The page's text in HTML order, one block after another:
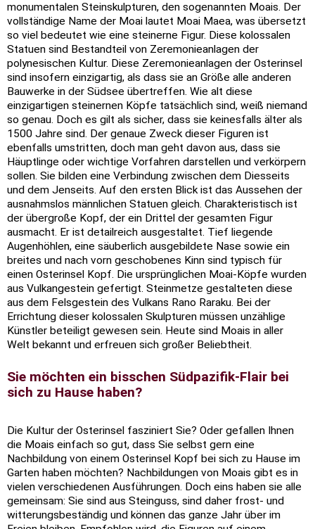
monumentalen Steinskulpturen, den sogenannten Moais. Der
vollständige Name der Moai lautet Moai Maea, was übersetzt
so viel bedeutet wie eine steinerne Figur. Diese kolossalen
Statuen sind Bestandteil von Zeremonieanlagen der
polynesischen Kultur. Diese Zeremonieanlagen der Osterinsel
sind insofern einzigartig, als dass sie an Größe alle anderen
Bauwerke in der Südsee übertreffen. Wie alt diese
einzigartigen steinernen Köpfe tatsächlich sind, weiß niemand
so genau. Doch es gilt als sicher, dass sie keinesfalls älter als
1500 Jahre sind. Der genaue Zweck dieser Figuren ist
ebenfalls umstritten, doch man geht davon aus, dass sie
Häuptlinge oder wichtige Vorfahren darstellen und verkörpern
sollen. Sie bilden eine Verbindung zwischen dem Diesseits
und dem Jenseits. Auf den ersten Blick ist das Aussehen der
ausnahmslos männlichen Statuen gleich. Charakteristisch ist
der übergroße Kopf, der ein Drittel der gesamten Figur
ausmacht. Er ist detailreich ausgestaltet. Tief liegende
Augenhöhlen, eine säuberlich ausgebildete Nase sowie ein
breites und nach vorn geschobenes Kinn sind typisch für
einen Osterinsel Kopf. Die ursprünglichen Moai-Köpfe wurden
aus Vulkangestein gefertigt. Steinmetze gestalteten diese
aus dem Felsgestein des Vulkans Rano Raraku. Bei der
Errichtung dieser kolossalen Skulpturen müssen unzählige
Künstler beteiligt gewesen sein. Heute sind Moais in aller
Welt bekannt und erfreuen sich großer Beliebtheit.
Sie möchten ein bisschen Südpazifik-Flair bei
sich zu Hause haben?
Die Kultur der Osterinsel fasziniert Sie? Oder gefallen Ihnen
die Moais einfach so gut, dass Sie selbst gern eine
Nachbildung von einem Osterinsel Kopf bei sich zu Hause im
Garten haben möchten? Nachbildungen von Moais gibt es in
vielen verschiedenen Ausführungen. Doch eins haben sie alle
gemeinsam: Sie sind aus Steinguss, sind daher frost- und
witterungsbeständig und können das ganze Jahr über im